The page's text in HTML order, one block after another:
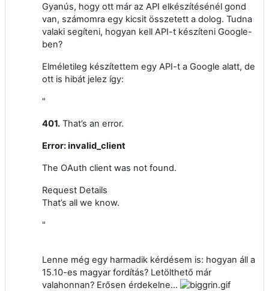
Gyanús, hogy ott már az API elkészítésénél gond
van, számomra egy kicsit összetett a dolog. Tudna
valaki segíteni, hogyan kell API-t készíteni Google-
ben?
Elméletileg készítettem egy API-t a Google alatt, de
ott is hibát jelez így:
"
401. That’s an error.
Error: invalid_client
The OAuth client was not found.
Request Details
That’s all we know.
"
Lenne még egy harmadik kérdésem is: hogyan áll a
15.10-es magyar fordítás? Letölthető már
valahonnan? Erősen érdekelne...